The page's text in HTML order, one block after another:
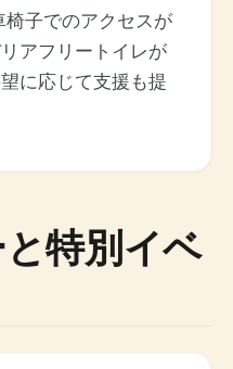
椅子でのアクセスが
アフリートイレが
に応じて支援も提
特別イベ